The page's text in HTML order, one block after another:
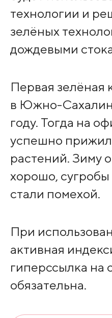
технологии и
зелёных
дождевыми
Первая зелёная
в Южно-
году. Тогда на
успешно
растений. Зиму
хорошо,
стали помехой.
При
активная
гиперссылка на
обязательна.